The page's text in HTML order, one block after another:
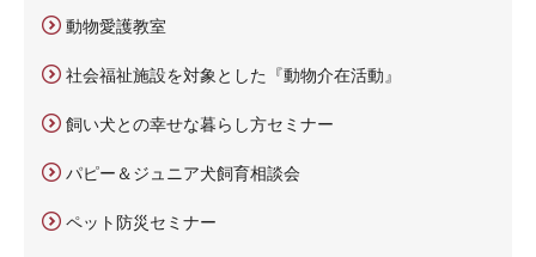
動物愛護教室
社会福祉施設を対象とした『動物介在活動』
飼い犬との幸せな暮らし方セミナー
パピー＆ジュニア犬飼育相談会
ペット防災セミナー